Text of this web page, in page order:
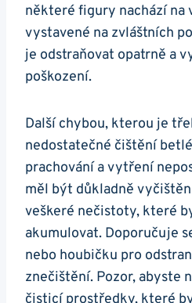
některé figury nachází na
vystavené na zvláštních
je odstraňovat opatrně a
poškození.
Další chybou, kterou je
nedostatečné čištění
prachování a vytření
měl být důkladně
veškeré nečistoty, které
akumulovat. Doporučuje
nebo houbičku pro
znečištění. Pozor, abyste